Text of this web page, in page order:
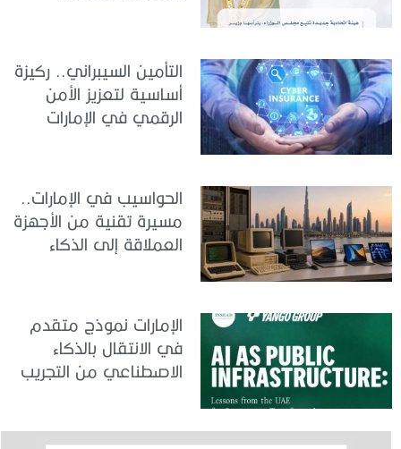
التأمين السيبراني.. ركيزة
أساسية لتعزيز الأمن
الرقمي في الإمارات
الحواسيب في الإمارات..
مسيرة تقنية من الأجهزة
العملاقة إلى الذكاء
الإمارات نموذج متقدم
في الانتقال بالذكاء
الاصطناعي من التجريب